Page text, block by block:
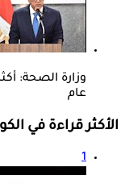
عام
الأكثر قراءة في
1